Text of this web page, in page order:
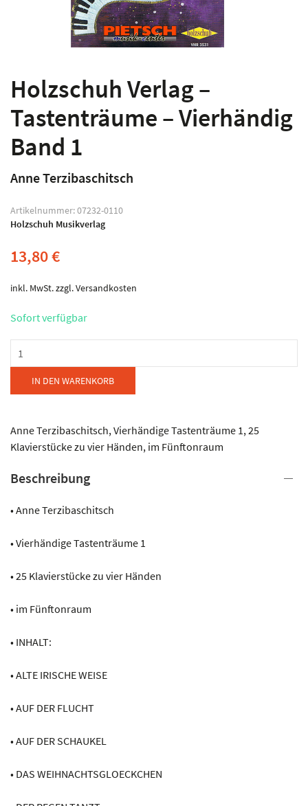
Holzschuh Verlag –
Tastenträume – Vierhändig
Band 1
Anne Terzibaschitsch
Artikelnummer:07232-0110
Holzschuh Musikverlag
13,80€
inkl. MwSt.zzgl.Versandkosten
Sofort verfügbar
Verlag
Tastenträume
Vierhändig
Band
Menge
IN DEN WARENKORB
Anne Terzibaschitsch, Vierhändige Tastenträume 1, 25
Klavierstücke zu vier Händen, im Fünftonraum
Beschreibung
• Anne Terzibaschitsch
• Vierhändige Tastenträume 1
• 25 Klavierstücke zu vier Händen
• im Fünftonraum
• INHALT:
• ALTE IRISCHE WEISE
• AUF DER FLUCHT
• AUF DER SCHAUKEL
• DAS WEIHNACHTSGLOECKCHEN